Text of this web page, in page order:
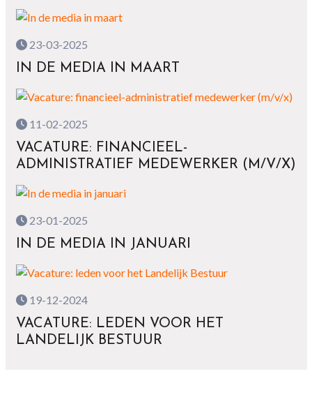
23-03-2025
IN DE MEDIA IN MAART
11-02-2025
VACATURE: FINANCIEEL-
ADMINISTRATIEF MEDEWERKER (M/V/X)
23-01-2025
IN DE MEDIA IN JANUARI
19-12-2024
VACATURE: LEDEN VOOR HET
LANDELIJK BESTUUR